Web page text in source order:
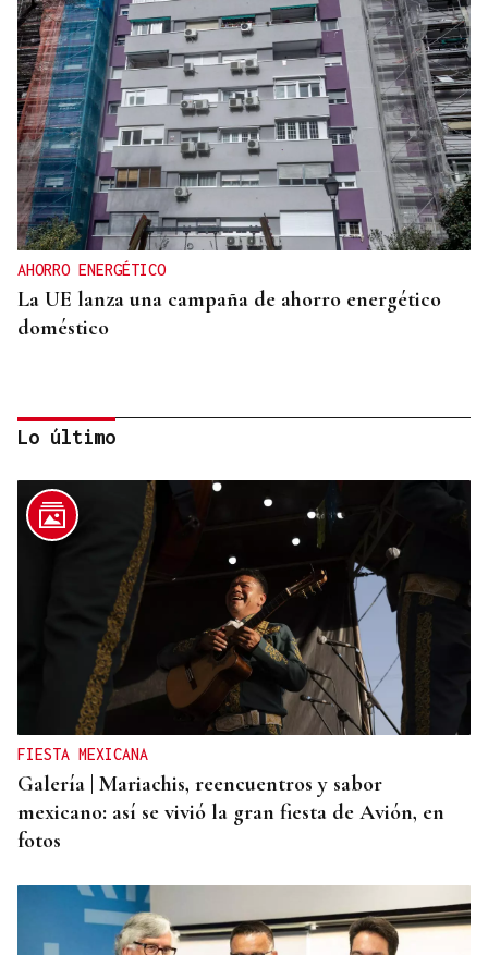
AHORRO ENERGÉTICO
La UE lanza una campaña de ahorro energético
doméstico
ORÁCULO DAS BURGAS
Horóscopo del día: viernes, 7 de agosto
Lo último
FIESTA MEXICANA
Galería | Mariachis, reencuentros y sabor
mexicano: así se vivió la gran fiesta de Avión, en
fotos